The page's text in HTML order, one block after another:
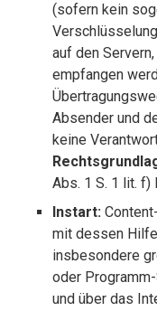
(sofern kein
auf den
empfangen
Absender und
keine
Abs. 1 S. 1 lit. f)
Instart:
mit dessen
insbesondere
oder
und über das